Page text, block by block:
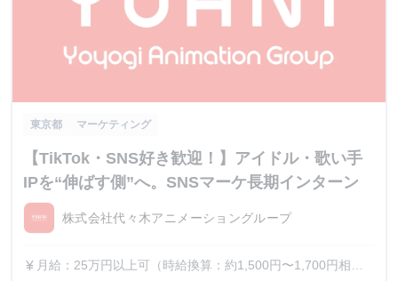
東京都 マーケティング
【TikTok・SNS好き歓迎！】アイドル・歌い手
IPを“伸ばす側”へ。SNSマーケ長期インターン
株式会社代々木アニメーショングループ
currency_yen 月給：25万円以上可（時給換算：約1,500円〜1,700円相